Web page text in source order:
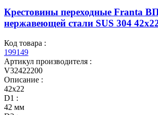
Крестовины переходные Franta
нержавеющей стали SUS 304
Код товара :
199149
Артикул производителя :
V32422200
Описание :
42х22
D1 :
42 мм